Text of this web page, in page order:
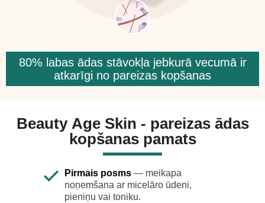
80% labas ādas stāvokļa jebkurā vecumā ir
atkarīgi no pareizas kopšanas
Beauty Age Skin - pareizas ādas
kopšanas pamats
Pirmais posms — meikapa
noņemšana ar micelāro ūdeni,
pieniņu vai toniku.